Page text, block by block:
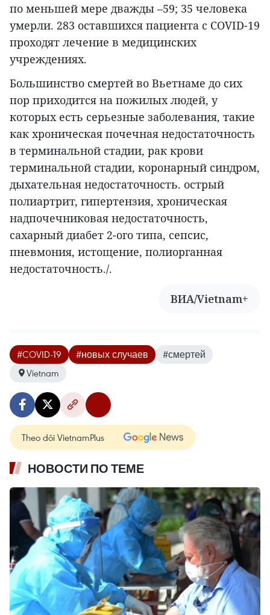
по меньшей мере дважды –59; 35 человека
умерли. 283 оставшихся пациента с COVID-19
проходят лечение в медицинских
учреждениях.
Большинство смертей во Вьетнаме до сих
пор приходится на пожилых людей, у
которых есть серьезные заболевания, такие
как хроническая почечная недостаточность
в терминальной стадии, рак крови
терминальной стадии, коронарный синдром,
дыхательная недостаточность. острый
полиартрит, гипертензия, хроническая
надпочечниковая недостаточность,
сахарный диабет 2-ого типа, сепсис,
пневмония, истощение, полиорганная
недостаточность./.
ВИА/Vietnam+
#COVID-19 #новых случаев
#смертей
Vietnam
Theo dõi VietnamPlus
НОВОСТИ ПО ТЕМЕ